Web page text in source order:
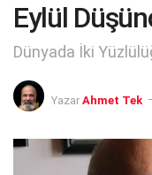
Eylül
Dünyada İki
Yazar Ahmet Tek